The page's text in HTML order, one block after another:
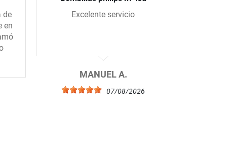
de
en
Excelente servicio
MANUEL A.
07/08/2026